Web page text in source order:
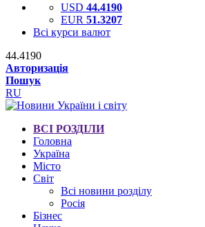
USD 44.4190
EUR 51.3207
Всі курси валют
44.4190
Авторизація
Пошук
RU
ВСІ РОЗДІЛИ
Головна
Україна
Місто
Світ
Всі новини розділу
Росія
Бізнес